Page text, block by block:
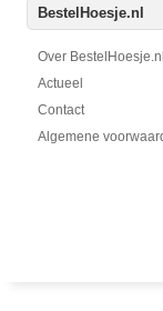
BestelHoesje.nl
Over BestelHoesje.nl
Actueel
Contact
Algemene